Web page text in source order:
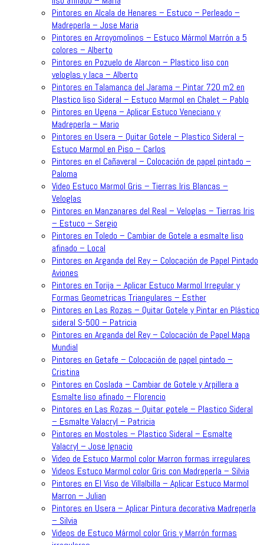
Pintores en Alcala de Henares – Estuco – Perleado –
Madreperla – Jose Maria
Pintores en Arroyomolinos – Estuco Mármol Marrón a 5
colores – Alberto
Pintores en Pozuelo de Alarcon – Plastico liso con
veloglas y laca – Alberto
Pintores en Talamanca del Jarama – Pintar 720 m2 en
Plastico liso Sideral – Estuco Marmol en Chalet – Pablo
Pintores en Ugena – Aplicar Estuco Veneciano y
Madreperla – Mario
Pintores en Usera – Quitar Gotele – Plastico Sideral –
Estuco Marmol en Piso – Carlos
Pintores en el Cañaveral – Colocación de papel pintado –
Paloma
Video Estuco Marmol Gris – Tierras Iris Blancas –
Veloglas
Pintores en Manzanares del Real – Veloglas – Tierras Iris
– Estuco – Sergio
Pintores en Toledo – Cambiar de Gotele a esmalte liso
afinado – Local
Pintores en Arganda del Rey – Colocación de Papel Pintado
Aviones
Pintores en Torija – Aplicar Estuco Marmol Irregular y
Formas Geometricas Triangulares – Esther
Pintores en Las Rozas – Quitar Gotele y Pintar en Plástico
sideral S-500 – Patricia
Pintores en Arganda del Rey – Colocación de Papel Mapa
Mundial
Pintores en Getafe – Colocación de papel pintado –
Cristina
Pintores en Coslada – Cambiar de Gotele y Arpillera a
Esmalte liso afinado – Florencio
Pintores en Las Rozas – Quitar gotele – Plastico Sideral
– Esmalte Valacryl – Patricia
Pintores en Mostoles – Plastico Sideral – Esmalte
Valacryl – Jose Ignacio
Video de Estuco Marmol color Marron formas irregulares
Videos Estuco Marmol color Gris con Madreperla – Silvia
Pintores en El Viso de Villalbilla – Aplicar Estuco Marmol
Marron – Julian
Pintores en Usera – Aplicar Pintura decorativa Madreperla
– Silvia
Videos de Estuco Mármol color Gris y Marrón formas